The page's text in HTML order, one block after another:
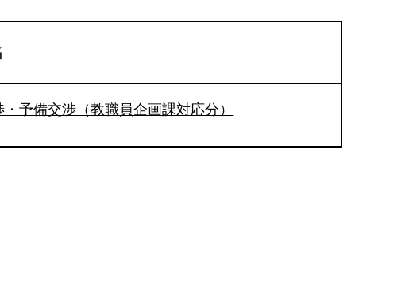
予備交渉（教職員企画課対応分）